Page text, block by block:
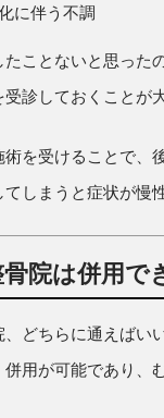
に伴う不調
たことないと思っ
診しておくことが
を受けることで、
しまうと症状が慢
院は併用で
、どちらに通えばい
用が可能であり、